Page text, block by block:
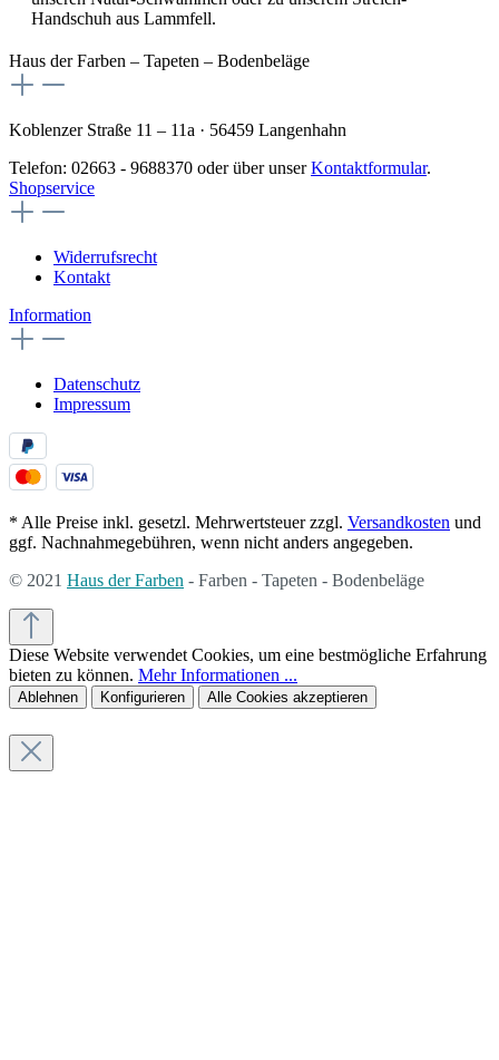
Handschuh aus Lammfell.
Haus der Farben – Tapeten – Bodenbeläge
Koblenzer Straße 11 – 11a · 56459 Langenhahn
Telefon: 02663 - 9688370 oder über unserKontaktformular.
Shopservice
Widerrufsrecht
Kontakt
Information
Datenschutz
Impressum
* Alle Preise inkl. gesetzl. Mehrwertsteuer zzgl. Versandkosten und
ggf. Nachnahmegebühren, wenn nicht anders angegeben.
© 2021 Haus der Farben - Farben - Tapeten - Bodenbeläge
Diese Website verwendet Cookies, um eine bestmögliche Erfahrung
bieten zu können. Mehr Informationen ...
Ablehnen Konfigurieren Alle Cookies akzeptieren